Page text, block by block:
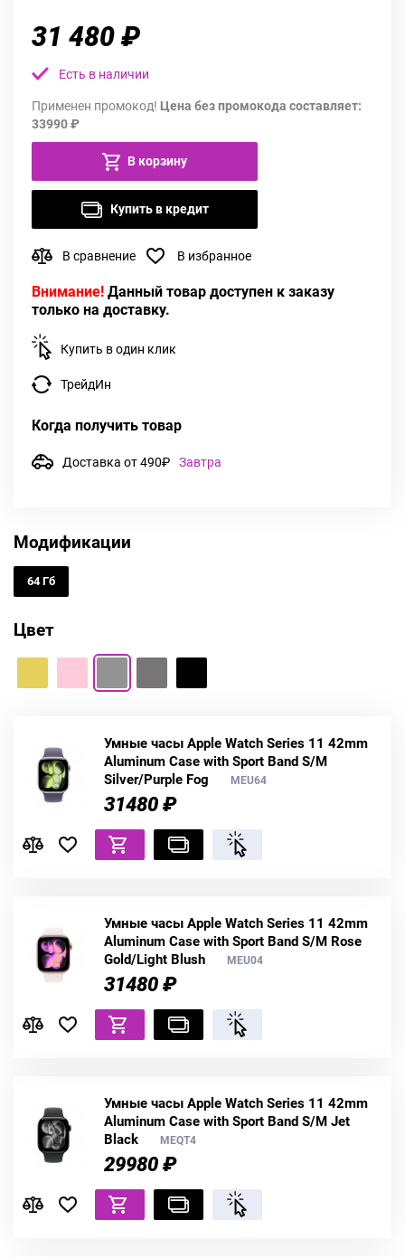
31 480 ₽
Есть в наличии
Применен промокод! Цена без промокода составляет:
33990 ₽
В корзину
Купить в кредит
В сравнение В избранное
Внимание! Данный товар доступен к заказу
только на доставку.
Купить в один клик
ТрейдИн
Когда получить товар
Доставка от 490₽ Завтра
Модификации
64 Гб
Цвет
Умные часы Apple Watch Series 11 42mm
Aluminum Case with Sport Band S/M
Silver/Purple Fog
MEU64
31480 ₽
Умные часы Apple Watch Series 11 42mm
Aluminum Case with Sport Band S/M Rose
Gold/Light Blush
MEU04
31480 ₽
Умные часы Apple Watch Series 11 42mm
Aluminum Case with Sport Band S/M Jet
Black
MEQT4
29980 ₽